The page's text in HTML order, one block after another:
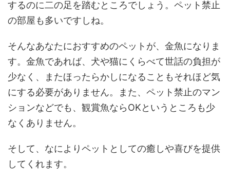
するのに二の足を踏むところでしょう。ペット禁止
の部屋も多いですしね。
そんなあなたにおすすめのペットが、金魚になりま
す。金魚であれば、犬や猫にくらべて世話の負担が
少なく、またほったらかしになることもそれほど気
にする必要がありません。また、ペット禁止のマン
ションなどでも、観賞魚ならOKというところも少
なくありません。
そして、なによりペットとしての癒しや喜びを提供
してくれます。